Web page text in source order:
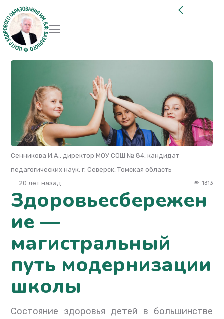
Сенникова И.А., директор МОУ СОШ № 84, кандидат
педагогических наyк, г. Северск, Томская область
20 лет назад
1313
Здоровьесбережен
ие —
магистральный
путь модернизации
школы
Состояние здоровья детей в большинстве